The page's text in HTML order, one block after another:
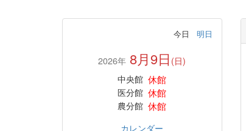
今日 明日
2026年 8月9日 (日)
中央館 休館
医分館 休館
農分館 休館
カレンダー